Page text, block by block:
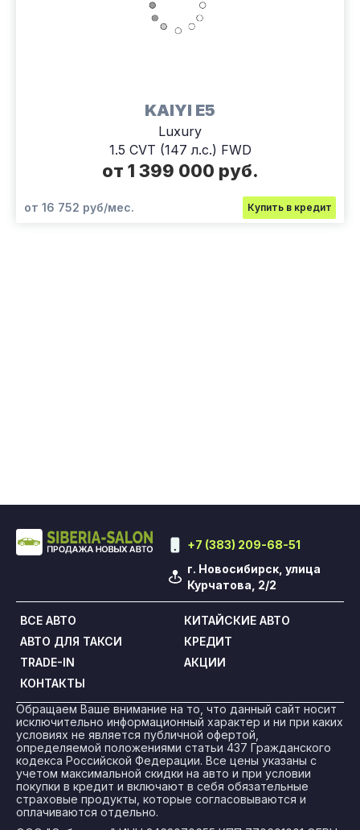
KAIYI E5
Luxury
1.5 CVT (147 л.с.) FWD
от 1 399 000 руб.
от 16 752 руб/мес. Купить в кредит
+7 (383) 209-68-51
г. Новосибирск, улица
Курчатова, 2/2
ВСЕ АВТО
КИТАЙСКИЕ АВТО
АВТО ДЛЯ ТАКСИ
КРЕДИТ
TRADE-IN
АКЦИИ
КОНТАКТЫ
Обращаем Ваше внимание на то, что данный сайт носит
исключительно информационный характер и ни при каких
условиях не является публичной офертой,
определяемой положениями статьи 437 Гражданского
кодекса Российской Федерации. Все цены указаны с
учетом максимальной скидки на авто и при условии
покупки в кредит и включают в себя обязательные
страховые продукты, которые согласовываются и
оплачиваются отдельно.